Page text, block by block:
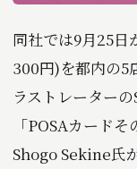
同社では9月25
300円)を都内の5
ラストレーター
「POSAカード
Shogo Sekine氏